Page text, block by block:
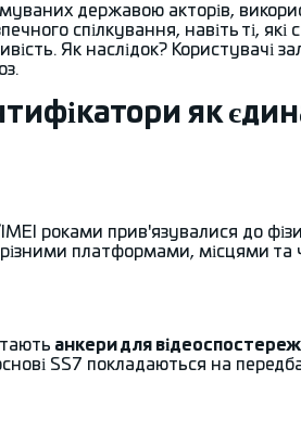
державою акторів,
спілкування, навіть ті,
Як наслідок? Користувачі
як
роками прив'язувалися до
платформами, місцями та
анкери для
SS7 покладаються на